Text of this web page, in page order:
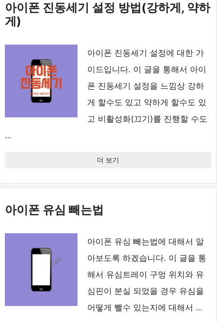
아이폰 진동세기 설정 방법(강하게, 약하
게)
아이폰 진동세기 설정에 대한 가
이드입니다. 이 글을 통해서 아이
폰 진동세기 설정을 느낌상 강하
게 할수도 있고 약하게 할수도 있
고 비활성화(끄기)를 진행할 수도
…
더 보기
아이폰 유심 빼는법
아이폰 유심 빼는법에 대해서 알
아보도록 하겠습니다. 이 글을 통
해서 유심트레이 구멍 위치와 유
심핀이 분실 되었을 경우 유심을
어떻게 뺄수 있는지에 대해서 …